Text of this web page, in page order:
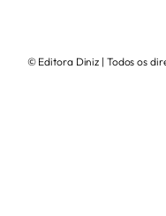
© Editora Diniz | Todos os